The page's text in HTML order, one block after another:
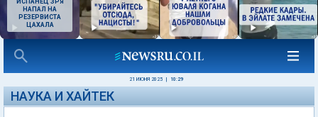
ИСПАНЕЦ ЗРЯ
НАПАЛ НА
РЕЗЕРВИСТА
ЦАХАЛА
21 ИЮНЯ 2025 10:29
НАУКА И ХАЙТЕК